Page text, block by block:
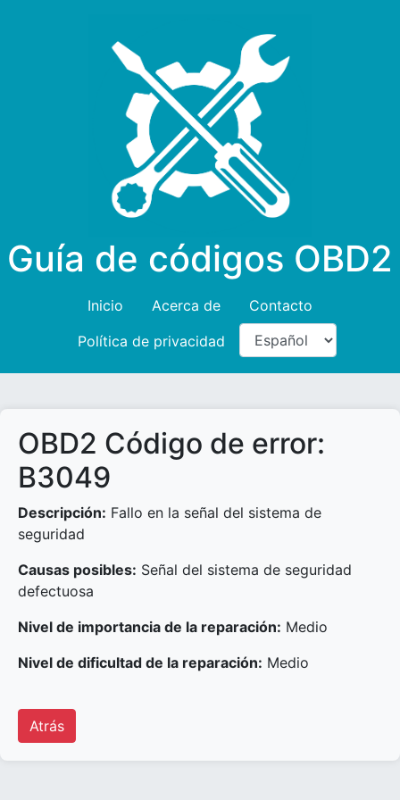
Guía de códigos OBD2
Inicio Acerca de
Contacto
Política de privacidad
OBD2 Código de error:
B3049
Descripción: Fallo en la señal del sistema de
seguridad
Causas posibles: Señal del sistema de seguridad
defectuosa
Nivel de importancia de la reparación: Medio
Nivel de dificultad de la reparación: Medio
Atrás